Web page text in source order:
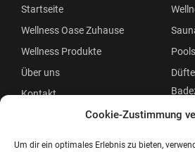
Cookie-Zustimmung
Um dir ein optimales Erlebnis zu bieten,
Startseite
Wellness Oase Zuhause
Wellness Produkte
Über uns
Kontakt
Pools